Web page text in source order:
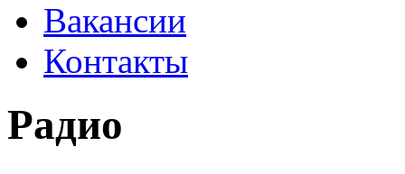
Вакансии
Контакты
Радио